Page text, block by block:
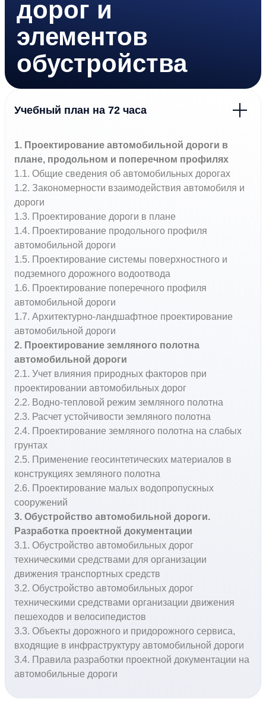
Учебный план на 72 часа
1. Проектирование автомобильной дороги в
плане, продольном и поперечном профилях
1.1. Общие сведения об автомобильных дорогах
1.2. Закономерности взаимодействия автомобиля и
дороги
1.3. Проектирование дороги в плане
1.4. Проектирование продольного профиля
автомобильной дороги
1.5. Проектирование системы поверхностного и
подземного дорожного водоотвода
1.6. Проектирование поперечного профиля
автомобильной дороги
1.7. Архитектурно-ландшафтное проектирование
автомобильной дороги
2. Проектирование земляного полотна
автомобильной дороги
2.1. Учет влияния природных факторов при
проектировании автомобильных дорог
2.2. Водно-тепловой режим земляного полотна
2.3. Расчет устойчивости земляного полотна
2.4. Проектирование земляного полотна на слабых
грунтах
2.5. Применение геосинтетических материалов в
конструкциях земляного полотна
2.6. Проектирование малых водопропускных
сооружений
3. Обустройство автомобильной дороги.
Разработка проектной документации
3.1. Обустройство автомобильных дорог
техническими средствами для организации
движения транспортных средств
3.2. Обустройство автомобильных дорог
техническими средствами организации движения
пешеходов и велосипедистов
3.3. Объекты дорожного и придорожного сервиса,
входящие в инфраструктуру автомобильной дороги
3.4. Правила разработки проектной документации на
автомобильные дороги
дорог и
элементов
обустройства